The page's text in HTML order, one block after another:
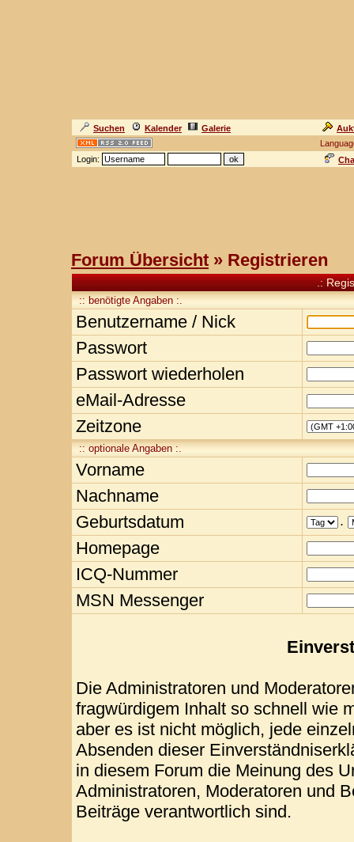
Suchen Kalender Galerie
Login:
Forum Übersicht » Registrieren
.:
:: benötigte Angaben :.
Benutzername / Nick
Passwort
Passwort wiederholen
eMail-Adresse
Zeitzone
:: optionale Angaben :.
Vorname
Nachname
Geburtsdatum
.
Homepage
ICQ-Nummer
MSN Messenger
Die Administratoren und
fragwürdigem Inhalt so schnell wie
aber es ist nicht möglich, jede
Absenden dieser
in diesem Forum die Meinung des
Administratoren, Moderatoren und
Beiträge verantwortlich sind.